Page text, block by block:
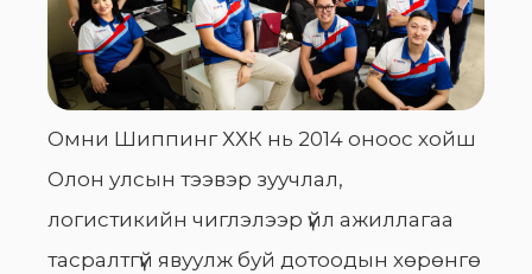
Омни Шиппинг ХХК нь 2014 оноос хойш
Олон улсын тээвэр зуучлал,
логистикийн чиглэлээр үйл ажиллагаа
тасралтгүй явуулж буй дотоодын хөрөнгө